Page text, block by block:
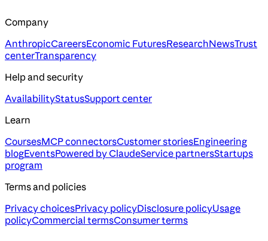
Company
AnthropicCareersEconomic FuturesResearchNewsTrust
centerTransparency
Help and security
AvailabilityStatusSupport center
Learn
CoursesMCP connectorsCustomer storiesEngineering
blogEventsPowered by ClaudeService partnersStartups
program
Terms and policies
Privacy choicesPrivacy policyDisclosure policyUsage
policyCommercial termsConsumer terms